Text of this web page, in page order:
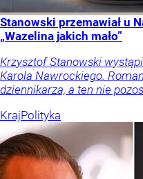
Stanowski przemawiał u
„Wazelina jakich mało”
Krzysztof Stanowski
Karola Nawrockiego.
dziennikarza, a ten nie
KrajPolityka